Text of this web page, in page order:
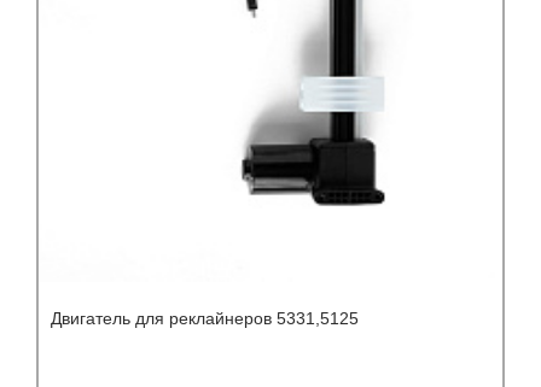
Двигатель для реклайнеров 5331,5125